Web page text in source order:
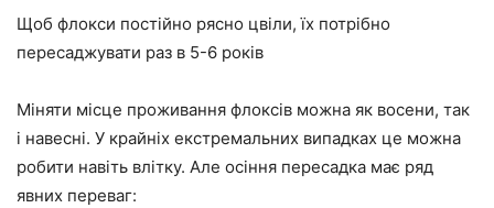
Щоб флокси постійно рясно цвіли, їх потрібно
пересаджувати раз в 5-6 років
Міняти місце проживання флоксів можна як восени, так
і навесні. У крайніх екстремальних випадках це можна
робити навіть влітку. Але осіння пересадка має ряд
явних переваг: